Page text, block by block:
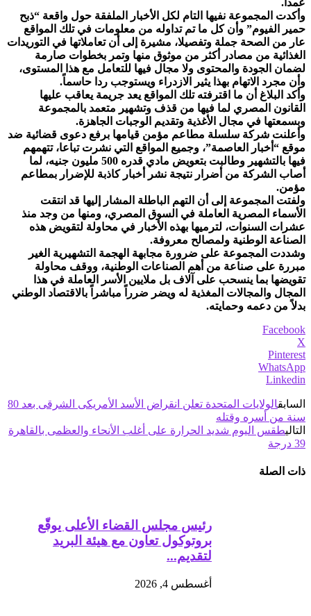
وأكدت المجموعة نفيها التام لكل الأخبار الملفقة حول واقعة “ذبح
حمير الفيوم” وأن كل ما تم تداوله من معلومات في تلك المواقع
عار من الصحة جملة وتفصيلا، مشيرة إلى أن تعاملاتها في التوريدات
الغذائية من مصادر أكثر من موثوق منها وتمر بخطوات صارمة
لضمان الجودة والمحتوى ولا مجال فيها للتعامل مع هذا المستوى،
وأن مجرد الاتهام بهذا يثير الازدراء ويستوجب ردا حاسماً.
وأكد البلاغ أن ما اقترفته تلك المواقع يعد جريمة يعاقب عليها
القانون المصري لما فيها من قذف وتشهير متعمد بالمجموعة
وبسمعتها في مجال الأغذية وتقديم الوجبات الجاهزة.
وأعلنت شركة سلسلة مطاعم مؤمن قيامها برفع دعوى قضائية ضد
موقع “أخبار العاصمة”، وجميع المواقع التي نشرت تباعا، تتهمهم
فيها بالتشهير وطالبت بتعويض مادي قدره 500 مليون جنيه، لما
أصاب الشركة من أضرار نتيجة نشر أخبار كاذبة للإضرار بمطاعم
مؤمن.
ولفتت المجموعة إلى أن التهم الباطلة المشار إليها قد انتقت
الأسماء المصرية العاملة في السوق المصري، ومنها من وجد منذ
عشرات السنوات، لترميها بهذه الأخبار في محاولة لتقويض هذه
الصناعة الوطنية ولمصالح معروفة.
وشددت المجموعة على ضرورة مجابهة الهجمة التشهيرية الغير
مبررة على صناعة من أهم الصناعات الوطنية، ووقف محاولة
تقويضها بما ينسحب على آلاف بل ملايين الأسر العاملة في هذا
المجال والمجالات المغذية له ويضر ضرراً مباشراً بالاقتصاد الوطني
بدلاً من دعمه وحمايته.
Facebook
X
Pinterest
WhatsApp
Linkedin
السابق
الولايات المتحدة تعلن انقراض الأسد الأمريكى الشرقى‎ بعد 80
سنة من أسره وقتله
التاليطقس اليوم شديد الحرارة على أغلب الأنحاء والعظمى بالقاهرة
39 درجة
ذات الصلة
رئيس مجلس القضاء الأعلى يوقّع
بروتوكول تعاون مع هيئة البريد
لتقديم...
أغسطس 4, 2026